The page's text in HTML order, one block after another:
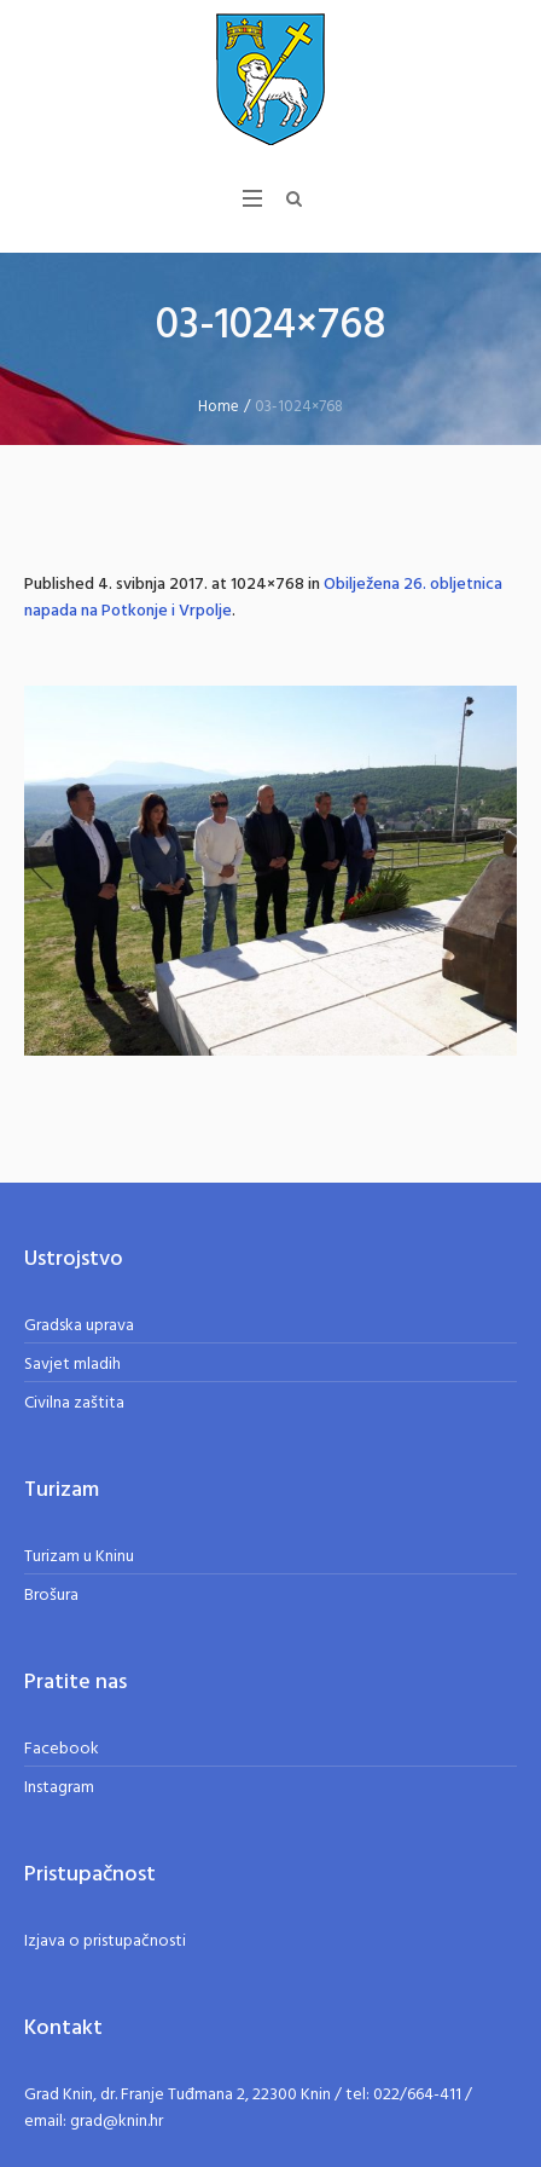
03-1024×768
Home /03-1024×768
Published4. svibnja 2017.at 1024×768 inObilježena 26. obljetnica
napada na Potkonje i Vrpolje.
Ustrojstvo
Gradska uprava
Savjet mladih
Civilna zaštita
Turizam
Turizam u Kninu
Brošura
Pratite nas
Facebook
Instagram
Pristupačnost
Izjava o pristupačnosti
Kontakt
Grad Knin, dr. Franje Tuđmana 2, 22300 Knin / tel: 022/664-411 /
email: grad@knin.hr